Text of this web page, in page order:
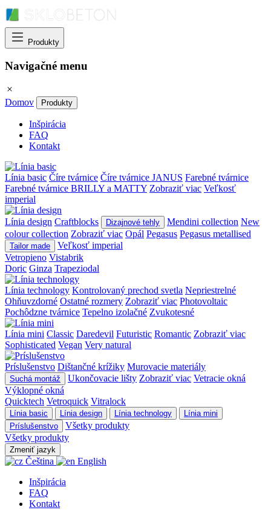
Produkty
Navigačné menu
Domov Produkty
Inšpirácia
FAQ
Kontakt
Línia basic Číre tvárnice Číre tvárnice JANUS Farebné tvárnice
Farebné tvárnice BRILLY a MATTY Zobraziť viac Veľkosť
imperial
Línia design Craftblocks Dizajnové tehly Mendini collection New
colour collection Zobraziť viac Opál Pegasus Pegasus metallised
Tailor made
Veľkosť imperial
Vetropieno Vistabrik
Doric Ginza Trapeziodal
Línia technology Kontrolovaný prechod svetla Nepriestrelné
Ohňuvzdorné Ostatné rozmery Zobraziť viac Photovoltaic
Pochôdzne tvárnice Tepelno izolačné Zvukotesné
Línia mini Classic Daredevil Futuristic Romantic Zobraziť viac
Sophisticated Vegan Very natural
Príslušenstvo Dištančné krížiky Murovacie materiály
Suchá montáž Ukončovacie lišty Zobraziť viac Vetracie okná
Výklopné okná
Quicktech Vetroquick Vitralock
Línia basic Línia design Línia technology
Línia mini
Príslušenstvo
Všetky produkty
Všetky produkty
Zmeniť jazyk
Čeština
English
Inšpirácia
FAQ
Kontakt